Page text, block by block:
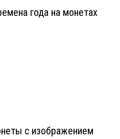
года на монетах
с изображением